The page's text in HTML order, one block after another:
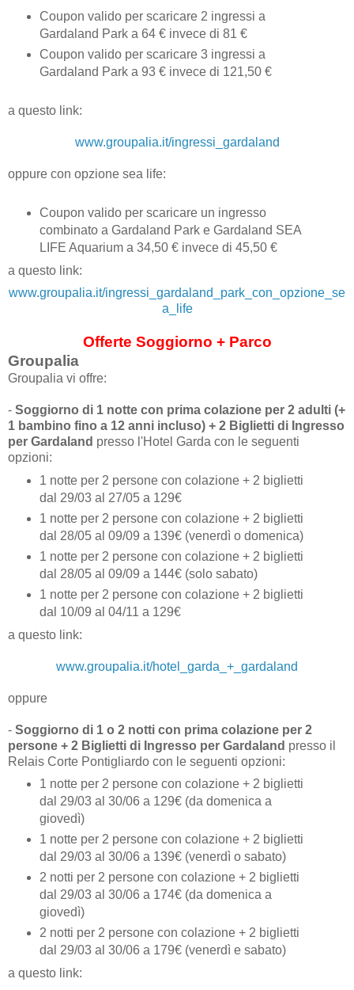
Coupon valido per scaricare 2 ingressi a
Gardaland Park a 64 € invece di 81 €
Coupon valido per scaricare 3 ingressi a
Gardaland Park a 93 € invece di 121,50 €
a questo link:
www.groupalia.it/ingressi_gardaland
oppure con opzione sea life:
Coupon valido per scaricare un ingresso
combinato a Gardaland Park e Gardaland SEA
LIFE Aquarium a 34,50 € invece di 45,50 €
a questo link:
www.groupalia.it/ingressi_gardaland_park_con_opzione_se
a_life
Offerte Soggiorno + Parco
Groupalia
Groupalia vi offre:
- Soggiorno di 1 notte con prima colazione per 2 adulti (+
1 bambino fino a 12 anni incluso) + 2 Biglietti di Ingresso
per Gardaland presso l'Hotel Garda con le seguenti
opzioni:
1 notte per 2 persone con colazione + 2 biglietti
dal 29/03 al 27/05 a 129€
1 notte per 2 persone con colazione + 2 biglietti
dal 28/05 al 09/09 a 139€ (venerdì o domenica)
1 notte per 2 persone con colazione + 2 biglietti
dal 28/05 al 09/09 a 144€ (solo sabato)
1 notte per 2 persone con colazione + 2 biglietti
dal 10/09 al 04/11 a 129€
a questo link:
www.groupalia.it/hotel_garda_+_gardaland
oppure
- Soggiorno di 1 o 2 notti con prima colazione per 2
persone + 2 Biglietti di Ingresso per Gardaland presso il
Relais Corte Pontigliardo con le seguenti opzioni:
1 notte per 2 persone con colazione + 2 biglietti
dal 29/03 al 30/06 a 129€ (da domenica a
giovedì)
1 notte per 2 persone con colazione + 2 biglietti
dal 29/03 al 30/06 a 139€ (venerdì o sabato)
2 notti per 2 persone con colazione + 2 biglietti
dal 29/03 al 30/06 a 174€ (da domenica a
giovedì)
2 notti per 2 persone con colazione + 2 biglietti
dal 29/03 al 30/06 a 179€ (venerdì e sabato)
a questo link: